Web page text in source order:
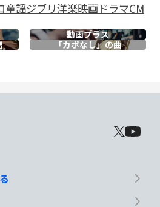
童謡ジブリ洋楽映画ドラマCM
動画プラス
「カポなし」の曲